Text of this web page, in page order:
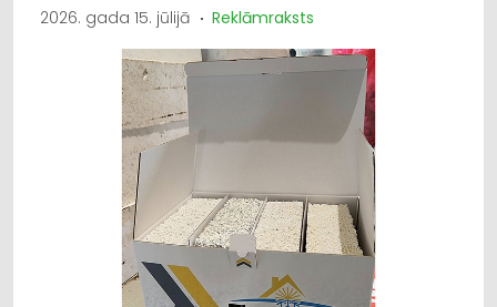
2026. gada 15. jūlijā Reklāmraksts